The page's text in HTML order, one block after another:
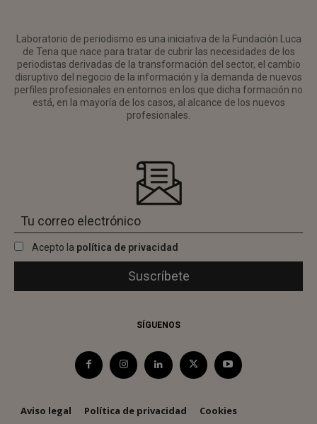
Laboratorio de periodismo es una iniciativa de la Fundación Luca
de Tena que nace para tratar de cubrir las necesidades de los
periodistas derivadas de la transformación del sector, el cambio
disruptivo del negocio de la información y la demanda de nuevos
perfiles profesionales en entornos en los que dicha formación no
está, en la mayoría de los casos, al alcance de los nuevos
profesionales.
Acepto la política de privacidad
SÍGUENOS
Aviso legal Política de privacidad Cookies